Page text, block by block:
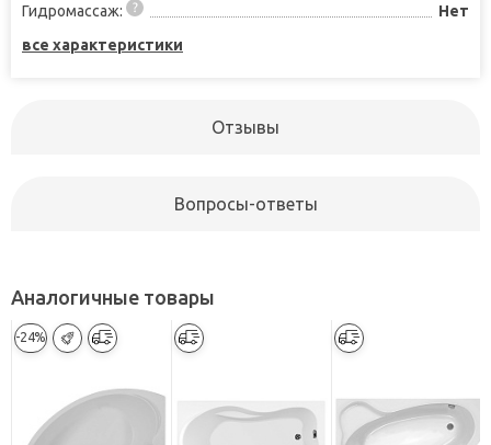
Гидромассаж:
Нет
все характеристики
Отзывы
Вопросы-ответы
Аналогичные товары
-24%